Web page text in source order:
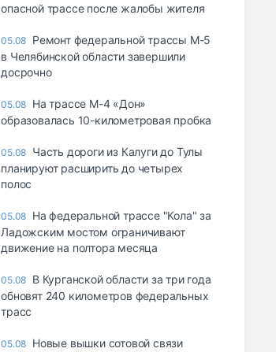
опасной трассе после жалобы жителя
05.08 Ремонт федеральной трассы М-5
в Челябинской области завершили
досрочно
05.08 На трассе М-4 «Дон»
образовалась 10-километровая пробка
05.08 Часть дороги из Калуги до Тулы
планируют расширить до четырех
полос
05.08 На федеральной трассе "Кола" за
Ладожским мостом ограничивают
движение на полтора месяца
05.08 В Курганской области за три года
обновят 240 километров федеральных
трасс
05.08 Новые вышки сотовой связи